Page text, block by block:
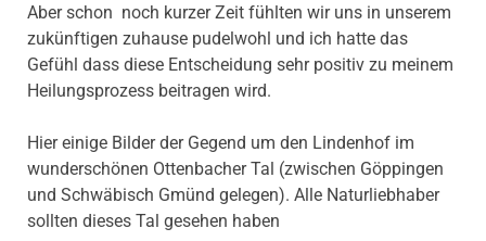
Aber schon noch kurzer Zeit fühlten wir uns in unserem
zukünftigen zuhause pudelwohl und ich hatte das
Gefühl dass diese Entscheidung sehr positiv zu meinem
Heilungsprozess beitragen wird.
Hier einige Bilder der Gegend um den Lindenhof im
wunderschönen Ottenbacher Tal (zwischen Göppingen
und Schwäbisch Gmünd gelegen). Alle Naturliebhaber
sollten dieses Tal gesehen haben